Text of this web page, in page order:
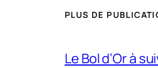
PLUS DE
Le Bol d’Or à